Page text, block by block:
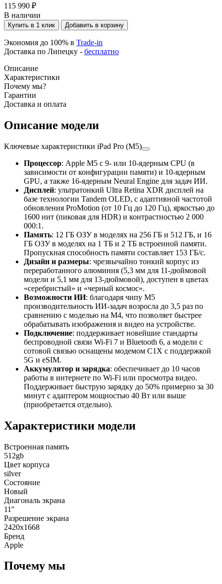
115 990 ₽
В наличии
Купить в 1 клик Добавить в корзину
Экономия до 100% в Trade-in
Доставка по Липецку - бесплатно
Описание
Характеристики
Почему мы?
Гарантии
Доставка и оплата
Описание модели
Ключевые характеристики iPad Pro (M5)
Процессор: Apple M5 с 9- или 10-ядерным CPU (в
зависимости от конфигурации памяти) и 10-ядерным
GPU, а также 16-ядерным Neural Engine для задач ИИ.
Дисплей: ультратонкий Ultra Retina XDR дисплей на
базе технологии Tandem OLED, с адаптивной частотой
обновления ProMotion (от 10 Гц до 120 Гц), яркостью до
1600 нит (пиковая для HDR) и контрастностью 2 000
000:1.
Память: 12 ГБ ОЗУ в моделях на 256 ГБ и 512 ГБ, и 16
ГБ ОЗУ в моделях на 1 ТБ и 2 ТБ встроенной памяти.
Пропускная способность памяти составляет 153 ГБ/с.
Дизайн и размеры: чрезвычайно тонкий корпус из
переработанного алюминия (5,3 мм для 11-дюймовой
модели и 5,1 мм для 13-дюймовой), доступен в цветах
«серебристый» и «черный космос».
Возможности ИИ: благодаря чипу M5
производительность ИИ-задач возросла до 3,5 раз по
сравнению с моделью на M4, что позволяет быстрее
обрабатывать изображения и видео на устройстве.
Подключение: поддерживает новейшие стандарты
беспроводной связи Wi-Fi 7 и Bluetooth 6, а модели с
сотовой связью оснащены модемом C1X с поддержкой
5G и eSIM.
Аккумулятор и зарядка: обеспечивает до 10 часов
работы в интернете по Wi-Fi или просмотра видео.
Поддерживает быструю зарядку до 50% примерно за 30
минут с адаптером мощностью 40 Вт или выше
(приобретается отдельно).
Характеристики модели
Встроенная память
512gb
Цвет корпуса
silver
Состояние
Новый
Диагональ экрана
11''
Разрешение экрана
2420х1668
Бренд
Apple
Почему мы